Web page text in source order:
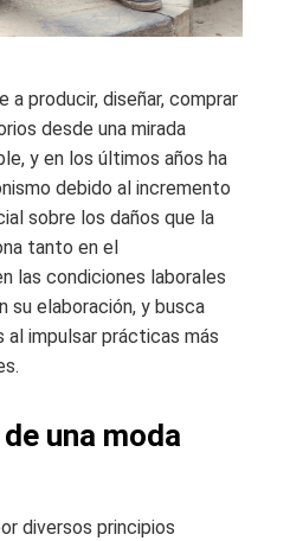
a producir, diseñar, comprar
desde una mirada
y en los últimos años ha
debido al incremento
sobre los daños que la
tanto en el
las condiciones laborales
su elaboración, y busca
impulsar prácticas más
una moda
diversos principios